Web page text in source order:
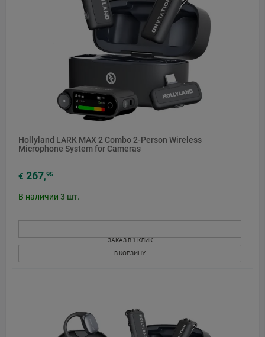
Hollyland LARK MAX 2 Combo 2-Person Wireless
Microphone System for Cameras
€ 267,95
В наличии 3 шт.
ЗАКАЗ В 1 КЛИК
В КОРЗИНУ